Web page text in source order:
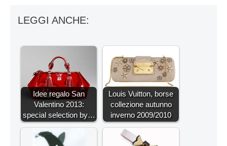
LEGGI ANCHE:
Idee regalo San
Valentino 2013:
special selection by…
Louis Vuitton, borse
collezione autunno
inverno 2009/2010